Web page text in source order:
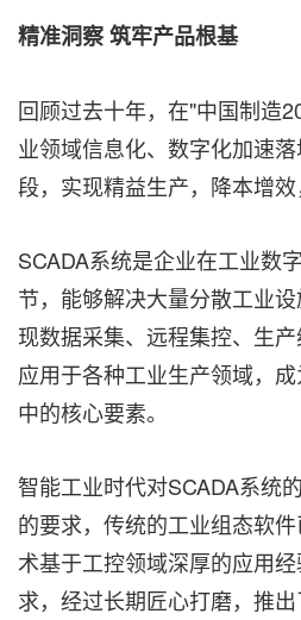
精准洞察 筑牢产品根基
回顾过去十年，在"中国制造
业领域信息化、数字化加速
段，实现精益生产，降本增效
SCADA系统是企业在工业数
节，能够解决大量分散工业
现数据采集、远程集控、生
应用于各种工业生产领域，
中的核心要素。
智能工业时代对SCADA系统
的要求，传统的工业组态软
术基于工控领域深厚的应用
求，经过长期匠心打磨，推